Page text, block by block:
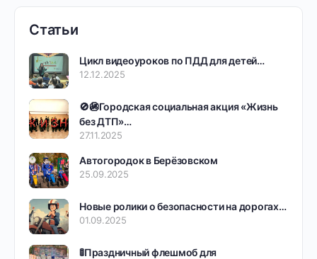
Статьи
Цикл видеоуроков по ПДД для детей…
12.12.2025
🚫🚳Городская социальная акция «Жизнь
без ДТП»…
27.11.2025
Автогородок в Берёзовском
25.09.2025
Новые ролики о безопасности на дорогах…
01.09.2025
🚦Праздничный флешмоб для